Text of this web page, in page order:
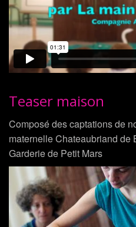
Teaser maison
Composé des captations de
maternelle Chateaubriand de
Garderie de Petit Mars